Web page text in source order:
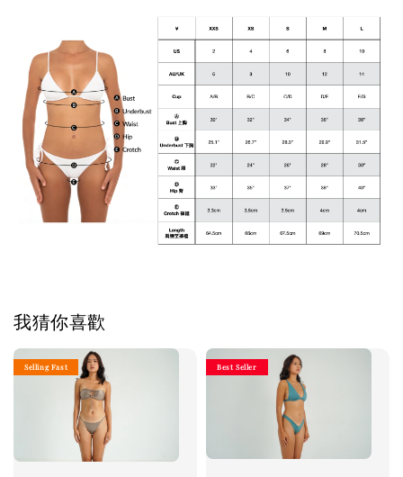
我猜你喜歡
Selling Fast Best Seller